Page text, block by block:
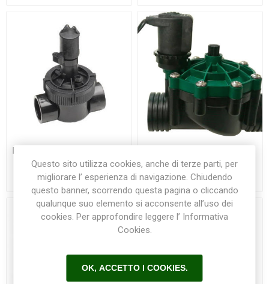
Elettrovalvole 24 V Serie EZ-
FLO PLUS TORO/IRRITROL
€35,00
Irritec
€69,00
Questo sito utilizza cookies, anche di terze parti, per
migliorare l’ esperienza di navigazione. Chiudendo
questo banner, scorrendo questa pagina o cliccando
qualunque suo elemento si acconsente all’uso dei
cookies. Per approfondire leggere l’ Informativa
Cookies.
OK, ACCETTO I COOKIES.